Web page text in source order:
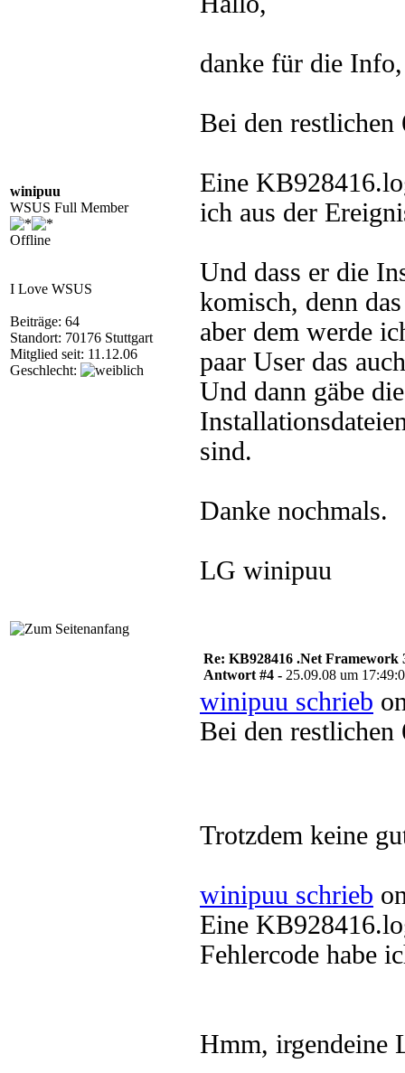
winipuu
WSUS Full Member
Offline
I Love WSUS
Beiträge: 64
Standort: 70176 Stuttgart
Mitglied seit: 11.12.06
Geschlecht:
danke für die
Bei den restlichen
Eine
ich aus der
Und dass er die
komisch, denn
aber dem werde
paar User das
Und dann gäbe
sind.
Danke nochmals.
LG winipuu
Re: KB928416 .Net Framework
Antwort #4 - 25.09.08 um
winipuu schrieb
Bei den restlichen
Trotzdem keine
winipuu schrieb
Eine
Fehlercode habe
Hmm, irgendeine